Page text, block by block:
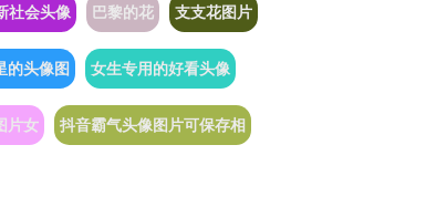
社会头像 巴黎的花 支支花图片
的头像图 女生专用的好看头像
片女 抖音霸气头像图片可保存相